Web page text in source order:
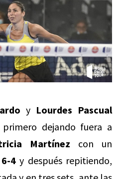
y Lourdes Pascual
dejando fuera a
Martínez con un
6-4 y después repitiendo,